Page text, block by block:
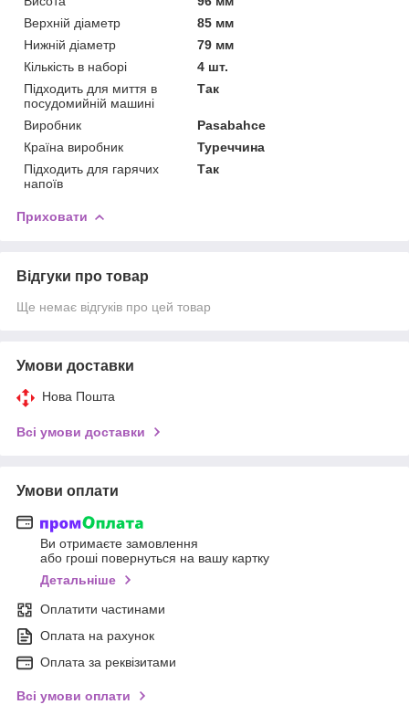
Верхній діаметр
85 мм
Нижній діаметр
79 мм
Кількість в наборі
4 шт.
Підходить для миття в
посудомийній машині
Так
Виробник
Pasabahce
Країна виробник
Туреччина
Підходить для гарячих
напоїв
Так
Приховати
Відгуки про товар
Ще немає відгуків про цей товар
Умови доставки
Нова Пошта
Всі умови доставки
Умови оплати
Ви отримаєте замовлення
або гроші повернуться на вашу картку
Детальніше
Оплатити частинами
Оплата на рахунок
Оплата за реквізитами
Всі умови оплати